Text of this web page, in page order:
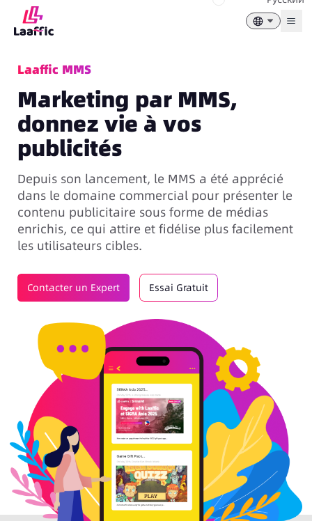
Laaffic MMS
Marketing par MMS,
donnez vie à vos
publicités
Depuis son lancement, le MMS a été apprécié
dans le domaine commercial pour présenter le
contenu publicitaire sous forme de médias
enrichis, ce qui attire et fidélise plus facilement
les utilisateurs cibles.
Contacter un Expert Essai Gratuit